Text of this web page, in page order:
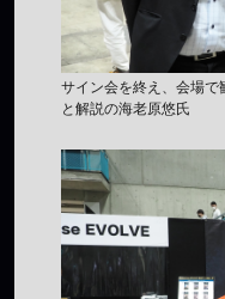
サイン会を終え、会場で
と解説の海老原悠氏